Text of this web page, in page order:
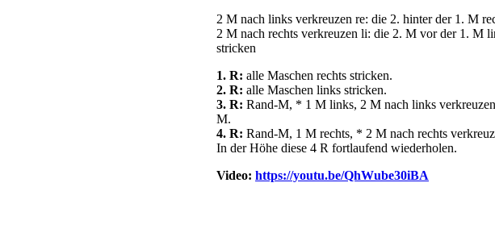
2 M nach links verkreuzen re: die 2. hinter der 1. M
2 M nach rechts verkreuzen li: die 2. M vor der 1. M
stricken
1. R: alle Maschen rechts stricken.
2. R: alle Maschen links stricken.
3. R: Rand-M, * 1 M links, 2 M nach links
M.
4. R: Rand-M, 1 M rechts, * 2 M nach rechts
In der Höhe diese 4 R fortlaufend wiederholen.
Video: https://youtu.be/QhWube30iBA